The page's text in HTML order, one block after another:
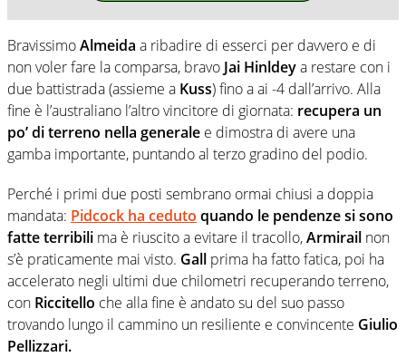
BravissimoAlmeida a ribadire di esserci per davvero e di
non voler fare la comparsa, bravo Jai Hinldeya restare con i
due battistrada (assieme a Kuss) fino a ai -4 dall’arrivo. Alla
fine è l’australiano l’altro vincitore di giornata: recupera un
po’ di terreno nella generale e dimostra di avere una
gamba importante, puntando al terzo gradino del podio.
Perché i primi due posti sembrano ormai chiusi a doppia
mandata: Pidcock ha ceduto quando le pendenze si sono
fatte terribili ma è riuscito a evitare il tracollo,Armirail non
s’è praticamente mai visto. Gall prima ha fatto fatica, poi ha
accelerato negli ultimi due chilometri recuperando terreno,
con Riccitello che alla fine è andato su del suo passo
trovando lungo il cammino un resiliente e convincente Giulio
Pellizzari.